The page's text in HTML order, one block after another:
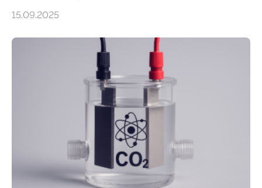
Podcast. Bereits jetzt arbeiten Menschen eng mit
Industrie. In Zukunft wird das voraussichtlich noch
Roboter-Teams eigentlich währenddessen? Und vor
allem wie? „Uns interessiert, ob Menschen im Team mit
dem Roboter anders sprechen als im Team mit
anderen Menschen“, so die Sprachwissenschaftlerin
Prof. Dr. Christina Sanchez-Stockhammer von der
Technischen Universität…
15.09.2025